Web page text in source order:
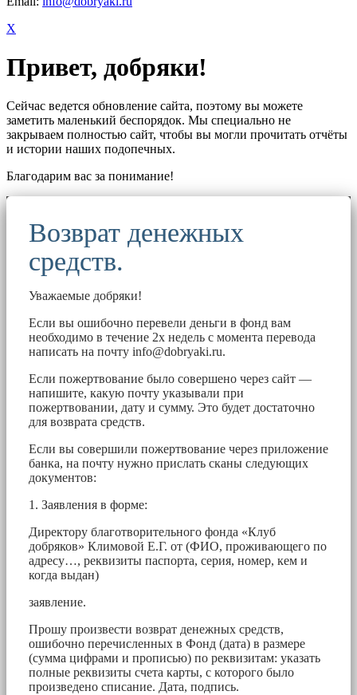
X
Привет, добряки!
Сейчас ведется обновление сайта, поэтому вы можете
заметить маленький беспорядок. Мы специально не
закрываем полностью сайт, чтобы вы могли прочитать отчёты
и истории наших подопечных.
Благодарим вас за понимание!
Возврат денежных
средств.
Уважаемые добряки!
Если вы ошибочно перевели деньги в фонд вам
необходимо в течение 2х недель с момента перевода
написать на почту info@dobryaki.ru.
Если пожертвование было совершено через сайт —
напишите, какую почту указывали при
пожертвовании, дату и сумму. Это будет достаточно
для возврата средств.
Если вы совершили пожертвование через приложение
банка, на почту нужно прислать сканы следующих
документов:
1. Заявления в форме:
Директору благотворительного фонда «Клуб
добряков» Климовой Е.Г. от (ФИО, проживающего по
адресу…, реквизиты паспорта, серия, номер, кем и
когда выдан)
заявление.
Прошу произвести возврат денежных средств,
ошибочно перечисленных в Фонд (дата) в размере
(сумма цифрами и прописью) по реквизитам: указать
полные реквизиты счета карты, с которого было
произведено списание. Дата, подпись.